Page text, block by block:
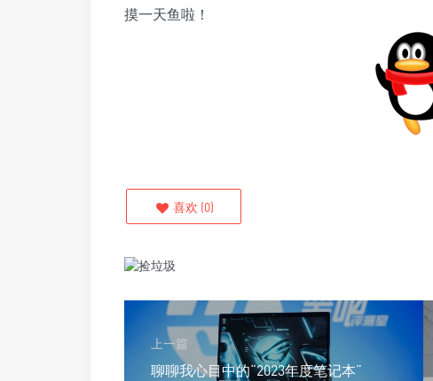
摸一天鱼啦！
喜欢 (0)
上一篇
聊聊我心目中的“2023年度笔记本”